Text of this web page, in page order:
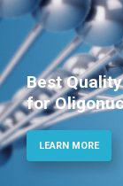
& Reagents